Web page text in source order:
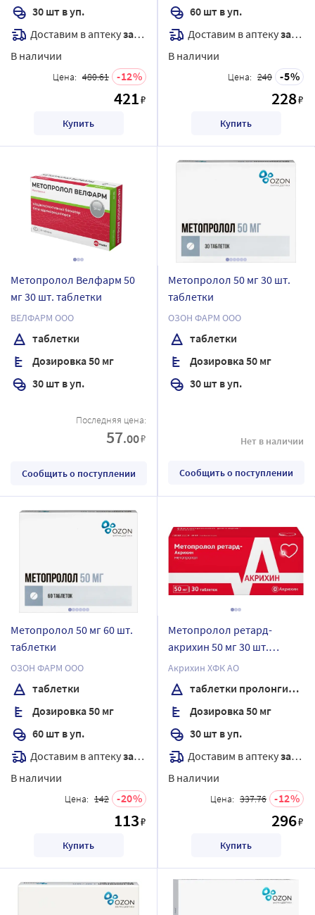
30 шт в уп.
Доставим в аптекузавтра
В наличии
Цена: 480.61 12
421₽
Купить
60 шт в уп.
Доставим в аптекузавтра
В наличии
Цена: 240 5
228₽
Купить
Метопролол Велфарм 50
мг 30 шт. таблетки
ВЕЛФАРМ ООО
таблетки
Дозировка 50 мг
30 шт в уп.
Последняя цена:
57.00₽
Сообщить о поступлении
Метопролол 50 мг 30 шт.
таблетки
ОЗОН ФАРМ ООО
таблетки
Дозировка 50 мг
30 шт в уп.
Нет в наличии
Сообщить о поступлении
Метопролол 50 мг 60 шт.
таблетки
ОЗОН ФАРМ ООО
таблетки
Дозировка 50 мг
60 шт в уп.
Доставим в аптекузавтра
В наличии
Цена: 142 20
113₽
Купить
Метопролол ретард-
акрихин 50 мг 30 шт.
таблетки
пролонгированные
покрытые пленочной
оболочкой
Акрихин ХФК АО
таблетки пролонгированного действия, покрытые пленочной оболочкой
Дозировка 50 мг
30 шт в уп.
Доставим в аптекузавтра
В наличии
Цена: 337.76 12
296₽
Купить